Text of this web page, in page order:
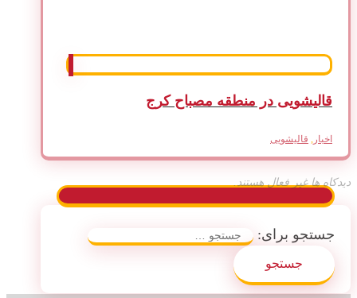
قالیشویی در منطقه مصباح کرج
اخبار قالیشویی
دیدکاه ها غیر فعال هستند.
جستجو برای: